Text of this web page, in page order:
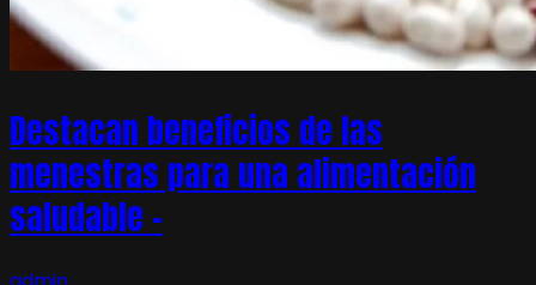
Destacan beneficios de las
menestras para una alimentación
saludable –